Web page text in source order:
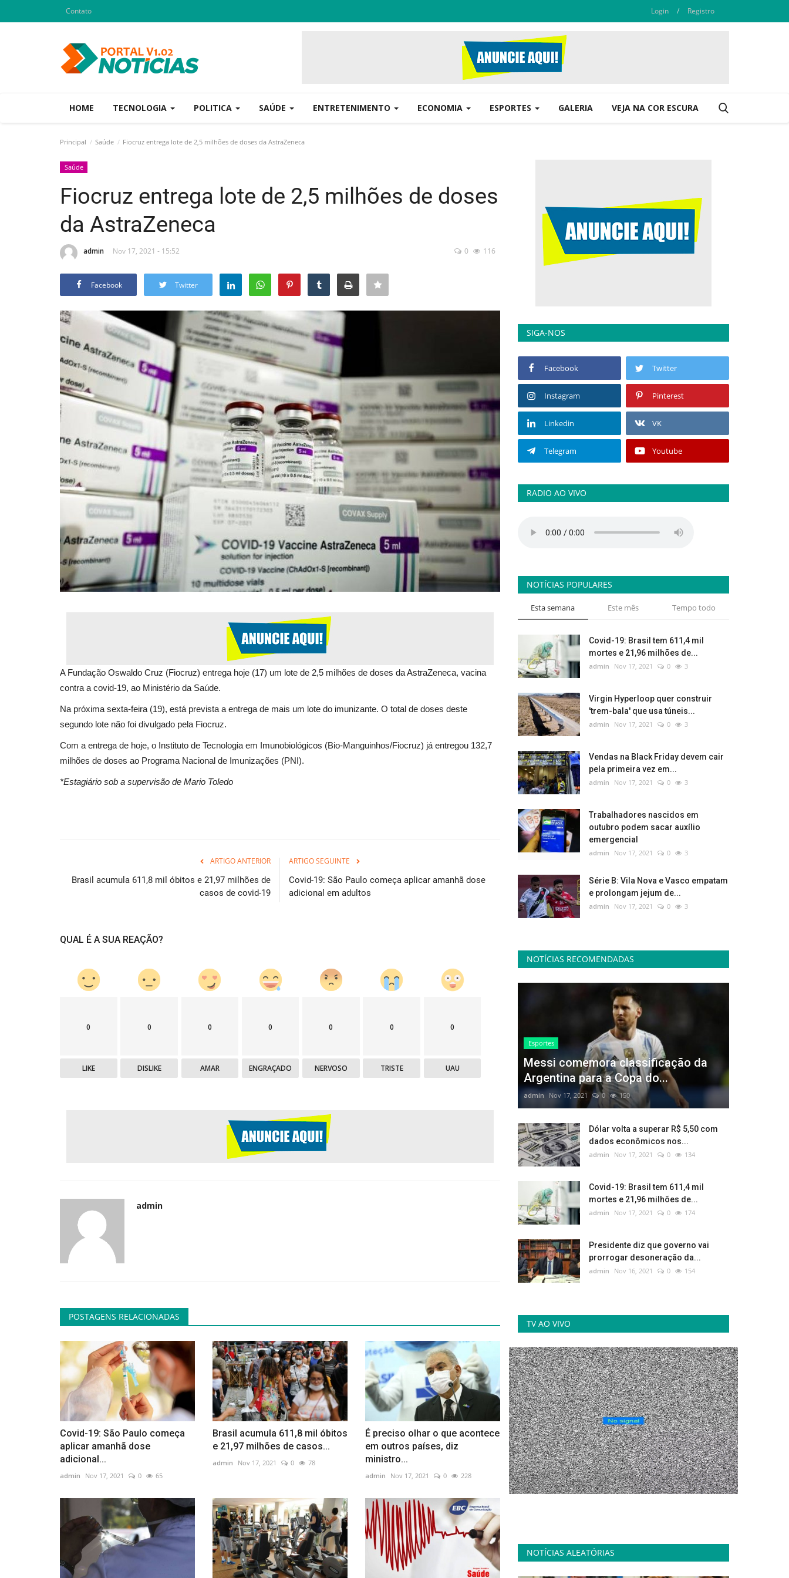
Contato Login / Registro
HOME TECNOLOGIA POLITICA SAÚDE ENTRETENIMENTO ECONOMIA ESPORTES GALERIA VEJA NA COR ESCURA
Principal Saúde Fiocruz entrega lote de 2,5 milhões de doses da AstraZeneca
Saúde
Fiocruz entrega lote de 2,5 milhões de doses
da AstraZeneca
admin Nov 17, 2021 - 15:52 0 116
Facebook Twitter
A Fundação Oswaldo Cruz (Fiocruz) entrega hoje (17) um lote de 2,5 milhões de doses da AstraZeneca, vacina
contra a covid-19, ao Ministério da Saúde.
Na próxima sexta-feira (19), está prevista a entrega de mais um lote do imunizante. O total de doses deste
segundo lote não foi divulgado pela Fiocruz.
Com a entrega de hoje, o Instituto de Tecnologia em Imunobiológicos (Bio-Manguinhos/Fiocruz) já entregou 132,7
milhões de doses ao Programa Nacional de Imunizações (PNI).
*Estagiário sob a supervisão de Mario Toledo
ARTIGO ANTERIOR
Brasil acumula 611,8 mil óbitos e 21,97 milhões de
casos de covid-19
ARTIGO SEGUINTE
Covid-19: São Paulo começa aplicar amanhã dose
adicional em adultos
QUAL É A SUA REAÇÃO?
0
LIKE
0
DISLIKE
0
AMAR
0
ENGRAÇADO
0
NERVOSO
0
TRISTE
0
UAU
admin
POSTAGENS RELACIONADAS
Covid-19: São Paulo começa
aplicar amanhã dose
adicional...
admin Nov 17, 2021 0 65
Brasil acumula 611,8 mil óbitos
e 21,97 milhões de casos...
admin Nov 17, 2021 0 78
É preciso olhar o que acontece
em outros países, diz
ministro...
admin Nov 17, 2021 0 228
SIGA-NOS
Facebook Twitter
Instagram Pinterest
Linkedin VK
Telegram Youtube
RADIO AO VIVO
NOTÍCIAS POPULARES
Esta semana Este mês Tempo todo
Covid-19: Brasil tem 611,4 mil
mortes e 21,96 milhões de...
admin Nov 17, 2021 0 3
Virgin Hyperloop quer construir
'trem-bala' que usa túneis...
admin Nov 17, 2021 0 3
Vendas na Black Friday devem cair
pela primeira vez em...
admin Nov 17, 2021 0 3
Trabalhadores nascidos em
outubro podem sacar auxílio
emergencial
admin Nov 17, 2021 0 3
Série B: Vila Nova e Vasco empatam
e prolongam jejum de...
admin Nov 17, 2021 0 3
NOTÍCIAS RECOMENDADAS
Esportes
Messi comemora classificação da
Argentina para a Copa do...
admin Nov 17, 2021 0 150
Dólar volta a superar R$ 5,50 com
dados econômicos nos...
admin Nov 17, 2021 0 134
Covid-19: Brasil tem 611,4 mil
mortes e 21,96 milhões de...
admin Nov 17, 2021 0 174
Presidente diz que governo vai
prorrogar desoneração da...
admin Nov 16, 2021 0 154
TV AO VIVO
NOTÍCIAS ALEATÓRIAS